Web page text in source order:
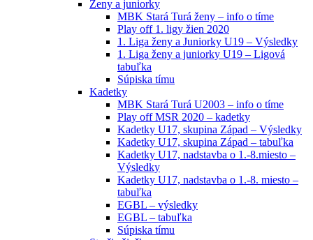
Ženy a juniorky
MBK Stará Turá ženy – info o tíme
Play off 1. ligy žien 2020
1. Liga ženy a Juniorky U19 – Výsledky
1. Liga ženy a juniorky U19 – Ligová
tabuľka
Súpiska tímu
Kadetky
MBK Stará Turá U2003 – info o tíme
Play off MSR 2020 – kadetky
Kadetky U17, skupina Západ – Výsledky
Kadetky U17, skupina Západ – tabuľka
Kadetky U17, nadstavba o 1.-8.miesto –
Výsledky
Kadetky U17, nadstavba o 1.-8. miesto –
tabuľka
EGBL – výsledky
EGBL – tabuľka
Súpiska tímu